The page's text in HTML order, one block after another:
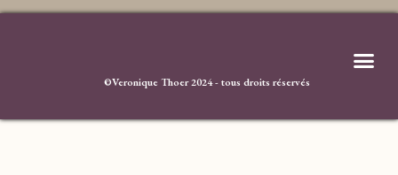
©Veronique Thoer 2024 - tous droits réservés